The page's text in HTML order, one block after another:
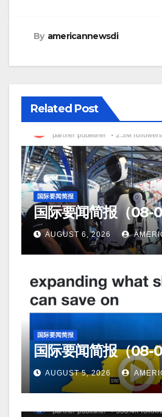
By americannewsdi
Related Post
国际要闻简报
国际要闻简报（08-
AUGUST 6, 2026
国际要闻简报
国际要闻简报（08-
AUGUST 5, 2026